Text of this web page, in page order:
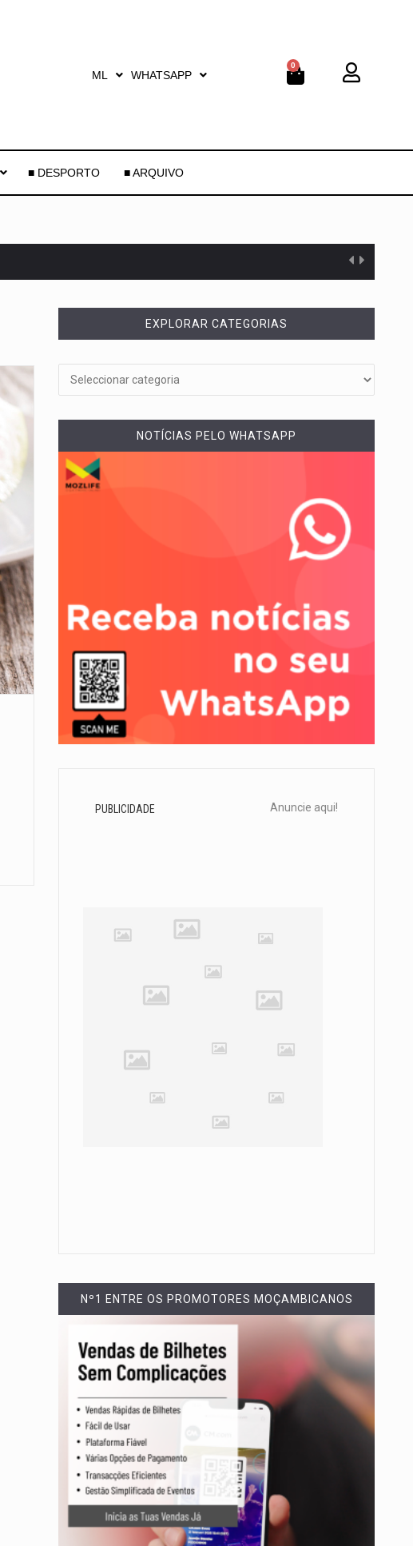
ML WHATSAPP
0
■ DESPORTO ■ ARQUIVO
EXPLORAR CATEGORIAS
NOTÍCIAS PELO WHATSAPP
PUBLICIDADE Anuncie aqui!
Nº1 ENTRE OS PROMOTORES MOÇAMBICANOS